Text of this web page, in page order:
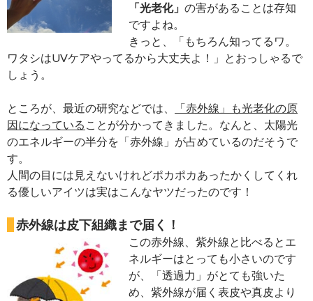
「光老化」 の害があることは存知
ですよね。
きっと、「もちろん知ってるワ。
ワタシはUVケアやってるから大丈夫よ！」とおっしゃるで
しょう。
ところが、最近の研究などでは、
「赤外線」も光老化の原
因になっている ことが分かってきました。なんと、太陽光
のエネルギーの半分を「赤外線」が占めているのだそうで
す。
人間の目には見えないけれどポカポカあったかくしてくれ
る優しいアイツは実はこんなヤツだったのです！
赤外線は皮下組織まで届く！
この赤外線、紫外線と比べるとエ
ネルギーはとっても小さいのです
が、「透過力」がとても強いた
め、紫外線が届く表皮や真皮より